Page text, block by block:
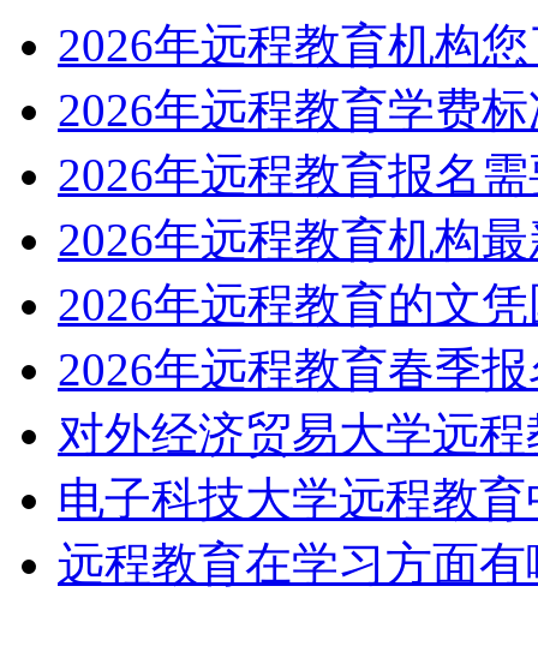
2026年远程教育机构
2026年远程教育学费
2026年远程教育报名
2026年远程教育机构
2026年远程教育的文
2026年远程教育春季
对外经济贸易大学远
电子科技大学远程教
远程教育在学习方面